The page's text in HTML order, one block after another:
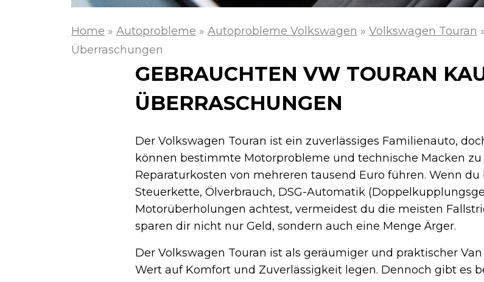
Home » Autoprobleme » Autoprobleme Volkswagen » Volkswagen Touran
Überraschungen
GEBRAUCHTEN VW TOURAN
ÜBERRASCHUNGEN
Der Volkswagen Touran ist ein zuverlässiges Familienauto,
können bestimmte Motorprobleme und technische Macken
Reparaturkosten von mehreren tausend Euro führen. Wenn
Steuerkette, Ölverbrauch, DSG-Automatik
Motorüberholungen achtest, vermeidest du die meisten
sparen dir nicht nur Geld, sondern auch eine Menge Ärger.
Der Volkswagen Touran ist als geräumiger und praktischer
Wert auf Komfort und Zuverlässigkeit legen. Dennoch gibt es